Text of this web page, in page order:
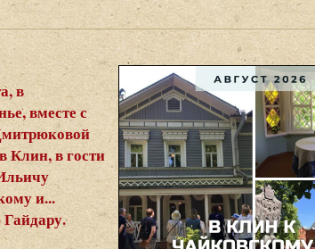
в
вместе с
Клин, в гости
и...